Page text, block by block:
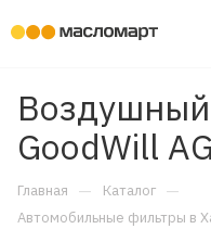
GoodWill
Главная — Каталог —
Автомобильные фильтры в